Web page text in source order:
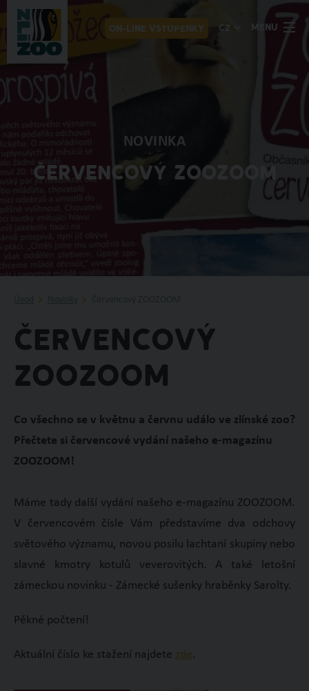
ON-LINE VSTUPENKY CZ MENU
NOVINKA
ČERVENCOVÝ ZOOZOOM
Červencový
ZOOZOOM
Co všechno se v květnu a červnu událo ve zlínské zoo?
Přečtete si červencové vydání našeho e-magazínu
ZOOZOOM!
Máme tady další vydání našeho e-magazínu ZOOZOOM.
V červencovém čísle Vám představíme dva odchovy
světového významu, novou posilu lachtaní skupiny nebo
slavné kmotry kotulů veverovitých. A také letošní
zámeckou novinku - Zámecké sušenky hraběnky Sarolty.
Pěkné počtení!
Aktuální číslo ke stažení najdete zde.